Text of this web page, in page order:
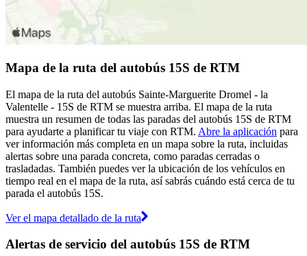
Mapa de la ruta del autobús 15S de RTM
El mapa de la ruta del autobús Sainte-Marguerite Dromel - la
Valentelle - 15S de RTM se muestra arriba. El mapa de la ruta
muestra un resumen de todas las paradas del autobús 15S de RTM
para ayudarte a planificar tu viaje con RTM. Abre la aplicación para
ver información más completa en un mapa sobre la ruta, incluidas
alertas sobre una parada concreta, como paradas cerradas o
trasladadas. También puedes ver la ubicación de los vehículos en
tiempo real en el mapa de la ruta, así sabrás cuándo está cerca de tu
parada el autobús 15S.
Ver el mapa detallado de la ruta
Alertas de servicio del autobús 15S de RTM